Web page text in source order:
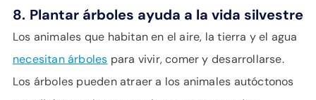
8. Plantar árboles ayuda a la vida silvestre
Los animales que habitan en el aire, la tierra y el agua
necesitan árboles para vivir, comer y desarrollarse.
Los árboles pueden atraer a los animales autóctonos